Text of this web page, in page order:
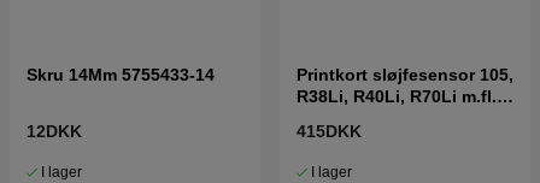
Skru 14Mm 5755433-14
12DKK
I lager
Printkort sløjfesensor 105,
R38Li, R40Li, R70Li m.fl.
415DKK
I lager